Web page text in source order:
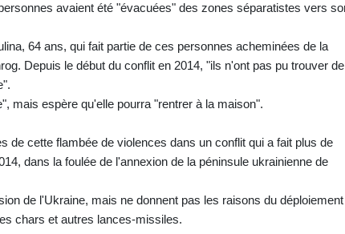
avaient été "évacuées" des zones séparatistes vers
64 ans, qui fait partie de ces personnes acheminées de la
Depuis le début du conflit en 2014, "ils n'ont pas pu trouver de
mais espère qu'elle pourra "rentrer à la maison".
de cette flambée de violences dans un conflit qui a fait plus de
dans la foulée de l'annexion de la péninsule ukrainienne de
de l'Ukraine, mais ne donnent pas les raisons du
chars et autres lances-missiles.